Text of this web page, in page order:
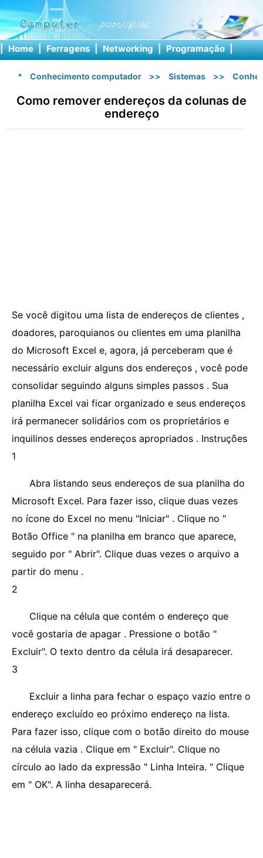
| Home | Ferragens | Networking | Programação |
* Conhecimento computador >> Sistemas >>
Como remover endereços da colunas de
endereço
Se você digitou uma lista de endereços de clientes ,
doadores, paroquianos ou clientes em uma planilha
do Microsoft Excel e, agora, já perceberam que é
necessário excluir alguns dos endereços , você pode
consolidar seguindo alguns simples passos . Sua
planilha Excel vai ficar organizado e seus endereços
irá permanecer solidários com os proprietários e
inquilinos desses endereços apropriados . Instruções
1
Abra listando seus endereços de sua planilha do
Microsoft Excel. Para fazer isso, clique duas vezes
no ícone do Excel no menu "Iniciar" . Clique no "
Botão Office " na planilha em branco que aparece,
seguido por " Abrir". Clique duas vezes o arquivo a
partir do menu .
2
Clique na célula que contém o endereço que
você gostaria de apagar . Pressione o botão "
Excluir". O texto dentro da célula irá desaparecer.
3
Excluir a linha para fechar o espaço vazio entre o
endereço excluído eo próximo endereço na lista.
Para fazer isso, clique com o botão direito do mouse
na célula vazia . Clique em " Excluir". Clique no
círculo ao lado da expressão " Linha Inteira. " Clique
em " OK". A linha desaparecerá.